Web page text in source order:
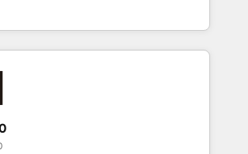
and Southern Europe, with teams
Born in Chile, we combine local
reach to help businesses
integrate CRM, AI automation, inbound
content, and digital creativity.
team works in Spanish, Portuguese,